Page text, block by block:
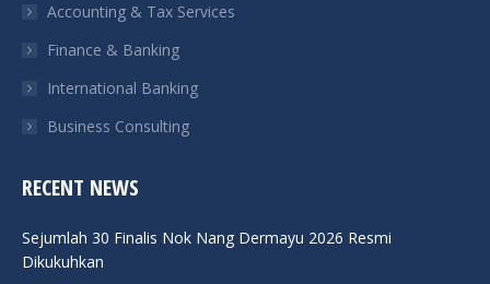
Accounting & Tax Services
Finance & Banking
International Banking
Business Consulting
RECENT NEWS
Sejumlah 30 Finalis Nok Nang Dermayu 2026 Resmi
Dikukuhkan